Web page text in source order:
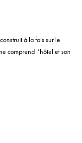
à la fois sur le
comprend l’hôtel et son